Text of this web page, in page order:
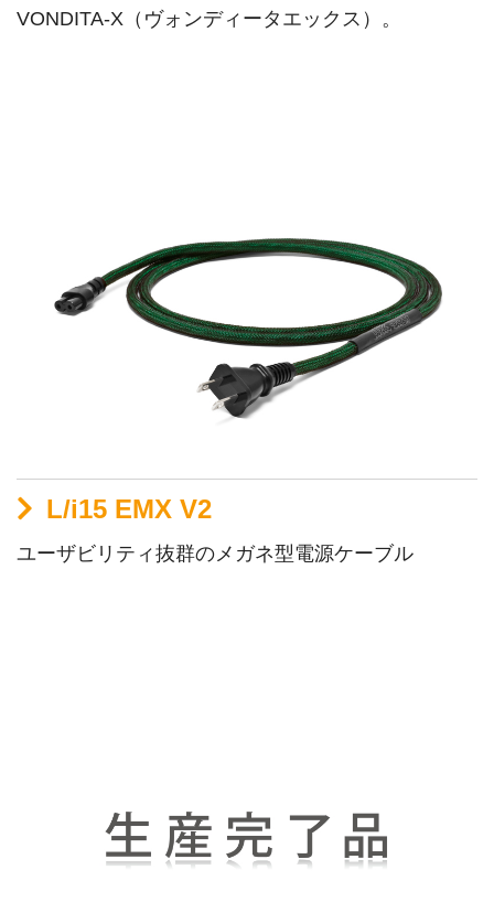
VONDITA-X（ヴォンディータエックス）。
L/i15 EMX V2
ユーザビリティ抜群のメガネ型電源ケーブル